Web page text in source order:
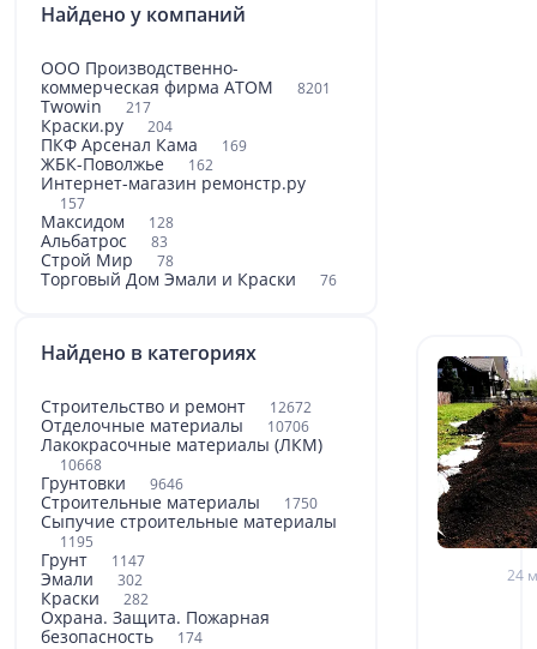
Найдено у компаний
ООО Производственно-
коммерческая фирма АТОМ
8201
Twowin 217
Краски.ру 204
ПКФ Арсенал Кама 169
ЖБК-Поволжье 162
Интернет-магазин ремонстр.ру
157
Максидом 128
Альбатрос 83
Строй Мир 78
Торговый Дом Эмали и Краски 76
Найдено в категориях
Строительство и ремонт 12672
Отделочные материалы 10706
Лакокрасочные материалы (ЛКМ)
10668
Грунтовки 9646
Строительные материалы 1750
Сыпучие строительные материалы
1195
Грунт 1147
Эмали 302
Краски 282
Охрана. Защита. Пожарная
безопасность
174
24